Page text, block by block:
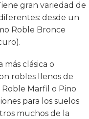
gran variedad de
desde un
Roble Bronce
clásica o
robles llenos de
Marfil o Pino
para los suelos
muchos de la